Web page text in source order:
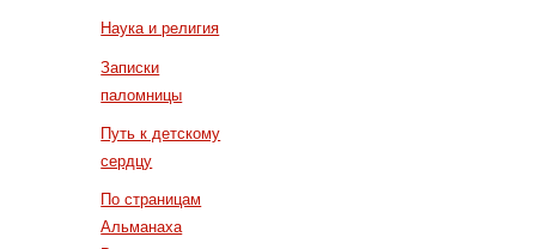
Наука и религия
Записки
паломницы
Путь к детскому
сердцу
По страницам
Альманаха